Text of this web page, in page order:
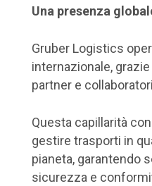
Una presenza
Gruber Logistics
internazionale,
partner e
Questa capillarità
gestire trasporti in
pianeta, garantendo
sicurezza e